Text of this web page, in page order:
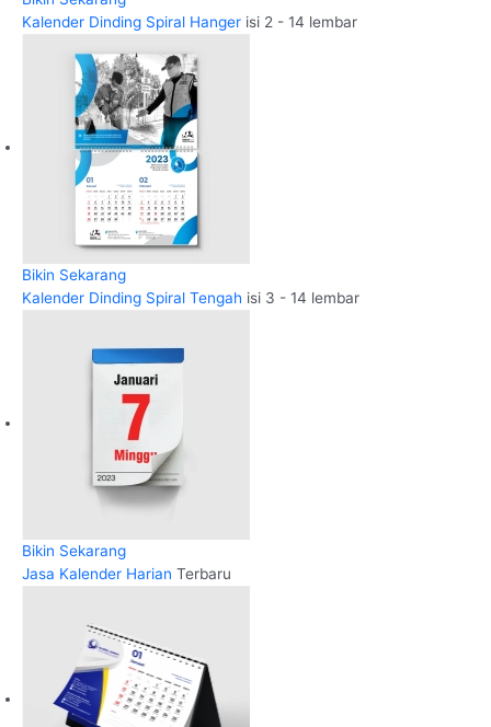
Kalender Dinding Spiral Hanger isi 2 - 14 lembar
Bikin Sekarang
Kalender Dinding Spiral Tengah isi 3 - 14 lembar
Bikin Sekarang
Jasa Kalender Harian Terbaru